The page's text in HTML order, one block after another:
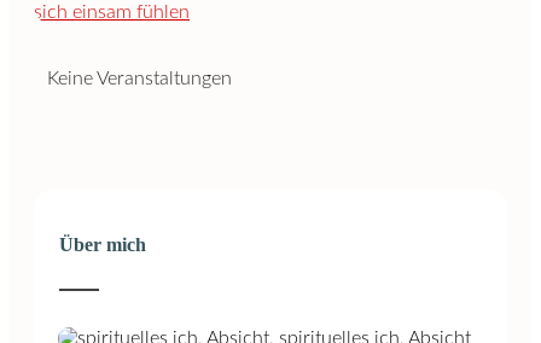
Keine Veranstaltungen
Über mich